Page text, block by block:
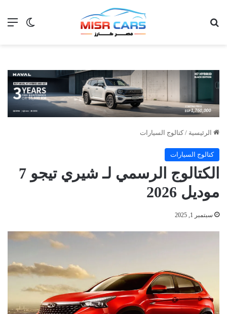
الوضع
الرئيسية / كتالوج السيارات
كتالوج السيارات
الكتالوج الرسمي لـ شيري تيجو 7
موديل 2026
سبتمبر 1, 2025